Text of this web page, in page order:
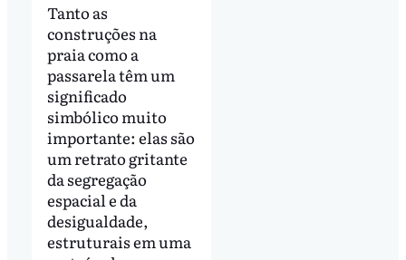
Tanto as
construções na
praia como a
passarela têm um
significado
simbólico muito
importante: elas são
um retrato gritante
da segregação
espacial e da
desigualdade,
estruturais em uma